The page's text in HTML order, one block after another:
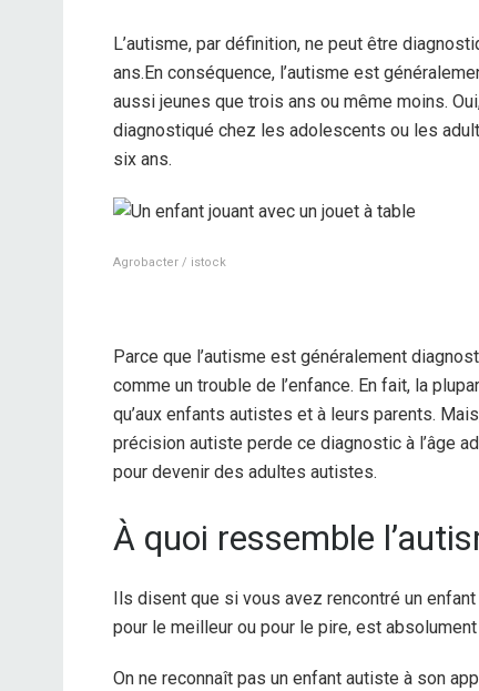
L’autisme, par définition, ne peut être
ans.En conséquence, l’autisme est
aussi jeunes que trois ans ou même moins.
diagnostiqué chez les adolescents ou les
six ans.
Agrobacter / istock
Parce que l’autisme est généralement
comme un trouble de l’enfance. En fait, la
qu’aux enfants autistes et à leurs parents.
précision autiste perde ce diagnostic à l’âge
pour devenir des adultes autistes.
À quoi ressemble
Ils disent que si vous avez rencontré un
pour le meilleur ou pour le pire, est absolument
On ne reconnaît pas un enfant autiste à son